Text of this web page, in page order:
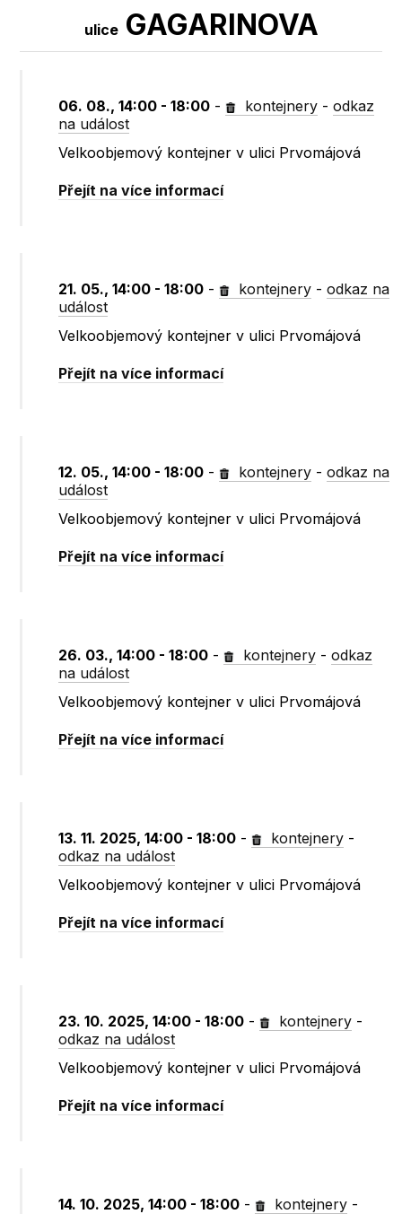
uliceGAGARINOVA
06. 08., 14:00 - 18:00 - kontejnery -odkaz
na událost
Velkoobjemový kontejner v ulici Prvomájová
Přejít na více informací
21. 05., 14:00 - 18:00 - kontejnery -odkaz na
událost
Velkoobjemový kontejner v ulici Prvomájová
Přejít na více informací
12. 05., 14:00 - 18:00 - kontejnery -odkaz na
událost
Velkoobjemový kontejner v ulici Prvomájová
Přejít na více informací
26. 03., 14:00 - 18:00 - kontejnery -odkaz
na událost
Velkoobjemový kontejner v ulici Prvomájová
Přejít na více informací
13. 11. 2025, 14:00 - 18:00 - kontejnery -
odkaz na událost
Velkoobjemový kontejner v ulici Prvomájová
Přejít na více informací
23. 10. 2025, 14:00 - 18:00 - kontejnery -
odkaz na událost
Velkoobjemový kontejner v ulici Prvomájová
Přejít na více informací
14. 10. 2025, 14:00 - 18:00 - kontejnery -